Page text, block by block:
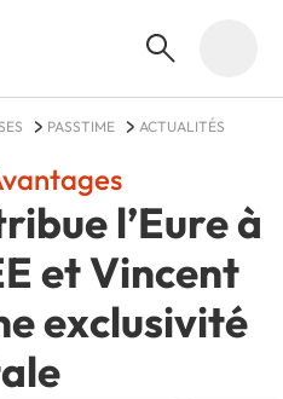
PASSTIME ACTUALITÉS
l’Eure à
et Vincent
exclusivité